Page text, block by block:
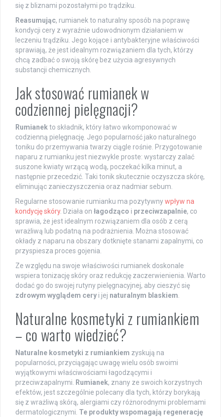
się z bliznami pozostałymi po trądziku.
Reasumując, rumianek to naturalny sposób na poprawę
kondycji cery z wyraźnie udowodnionym działaniem w
leczeniu trądziku. Jego kojące i antybakteryjne właściwości
sprawiają, że jest idealnym rozwiązaniem dla tych, którzy
chcą zadbać o swoją skórę bez użycia agresywnych
substancji chemicznych.
Jak stosować rumianek w
codziennej pielęgnacji?
Rumianekto składnik, który łatwo wkomponować w
codzienną pielęgnację. Jego popularność jako naturalnego
toniku do przemywania twarzy ciągle rośnie. Przygotowanie
naparu z rumianku jest niezwykle proste: wystarczy zalać
suszone kwiaty wrzącą wodą, poczekać kilka minut, a
następnie przecedzić. Taki tonik skutecznie oczyszcza skórę,
eliminując zanieczyszczenia oraz nadmiar sebum.
Regularne stosowanie rumianku ma pozytywnywpływ na
kondycję skóry. Działa on łagodząco i przeciwzapalnie, co
sprawia, że jest idealnym rozwiązaniem dla osób z cerą
wrażliwą lub podatną na podrażnienia. Można stosować
okłady z naparu na obszary dotknięte stanami zapalnymi, co
przyspiesza proces gojenia.
Ze względu na swoje właściwości rumianek doskonale
wspiera tonizację skóry oraz redukcję zaczerwienienia. Warto
dodać go do swojej rutyny pielęgnacyjnej, aby cieszyć się
zdrowym wyglądem cery i jej naturalnym blaskiem
Naturalne kosmetyki z rumiankiem
– co warto wiedzieć?
Naturalne kosmetyki z rumiankiem zyskują na
popularności, przyciągając uwagę wielu osób swoimi
wyjątkowymi właściwościami łagodzącymi i
przeciwzapalnymi. Rumianek, znany ze swoich korzystnych
efektów, jest szczególnie polecany dla tych, którzy borykają
się z wrażliwą skórą, alergiami czy różnorodnymi problemami
dermatologicznymi. Te produkty wspomagają regenerację